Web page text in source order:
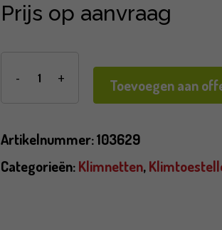
Prijs op aanvraag
Toevoegen aan
Artikelnummer:103629
Categorieën:Klimnetten,